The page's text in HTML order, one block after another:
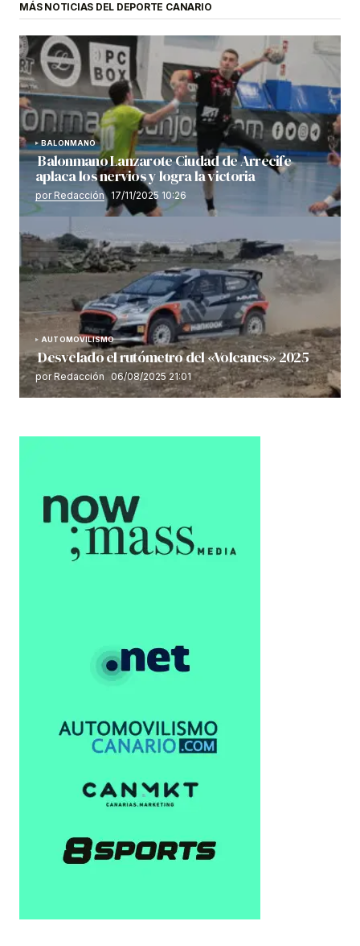
MÁS NOTICIAS DEL DEPORTE CANARIO
BALONMANO
Balonmano Lanzarote Ciudad de Arrecife
aplaca los nervios y logra la victoria
por Redacción 17/11/2025 10:26
AUTOMOVILISMO
Desvelado el rutómetro del «Volcanes» 2025
por Redacción 06/08/2025 21:01